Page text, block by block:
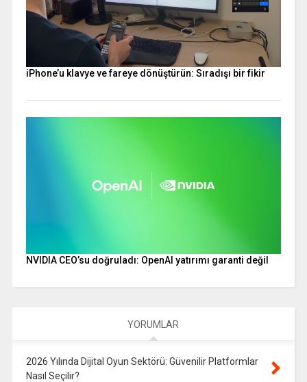
iPhone’u klavye ve fareye dönüştürün: Sıradışı bir fikir
NVIDIA CEO’su doğruladı: OpenAI yatırımı garanti değil
YORUMLAR
2026 Yılında Dijital Oyun Sektörü: Güvenilir Platformlar
Nasıl Seçilir?